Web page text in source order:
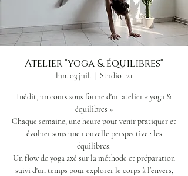
Atelier "yoga & équilibres"
lun. 03 juil. Studio 121
Inédit, un cours sous forme d'un atelier « yoga &
équilibres »
Chaque semaine, une heure pour venir pratiquer et
évoluer sous une nouvelle perspective : les
équilibres.
Un flow de yoga axé sur la méthode et préparation
suivi d'un temps pour explorer le corps à l’envers,